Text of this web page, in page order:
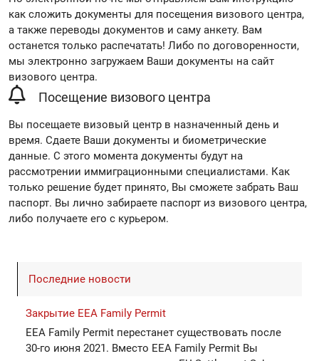
как сложить документы для посещения визового центра,
a также переводы документов и саму анкету. Вам
останется только распечатать! Либо по договоренности,
мы электронно загружаем Ваши документы на сайт
визового центра.
Посещение визового центра
Вы посещаете визовый центр в назначенный день и
время. Сдаете Ваши документы и биометрические
данные. С этого момента документы будут на
рассмотрении иммиграционными специалистами. Как
только решение будет принято, Вы сможете забрать Ваш
паспорт. Вы лично забираете паспорт из визового центра,
либо получаете его с курьером.
Последние новости
Закрытие EEA Family Permit
EEA Family Permit перестанет существовать после
30-го июня 2021. Вместо EEA Family Permit Вы